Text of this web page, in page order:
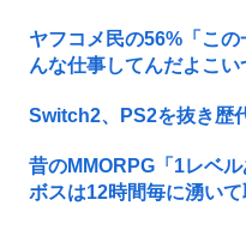
ヤフコメ民の56%「こ
んな仕事してんだよこい
Switch2、PS2を抜き歴
昔のMMORPG「1レベ
ボスは12時間毎に湧いて